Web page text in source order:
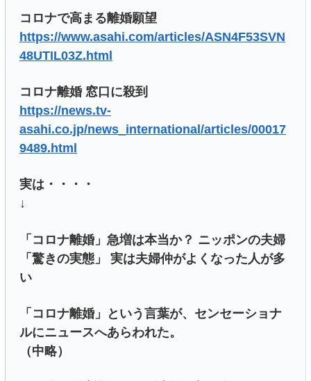
コロナで高まる離婚願望
https://www.asahi.com/articles/ASN4F53SVN
48UTIL03Z.html
コロナ離婚 窓口に殺到
https://news.tv-
asahi.co.jp/news_international/articles/00017
9489.html
実は・・・・
↓
「コロナ離婚」急増は本当か？ ニッポンの夫婦
「驚きの実態」 実は夫婦仲がよくなった人が多
い
「コロナ離婚」という言葉が、センセーショナ
ルにニュースへあらわれた。
（中略）